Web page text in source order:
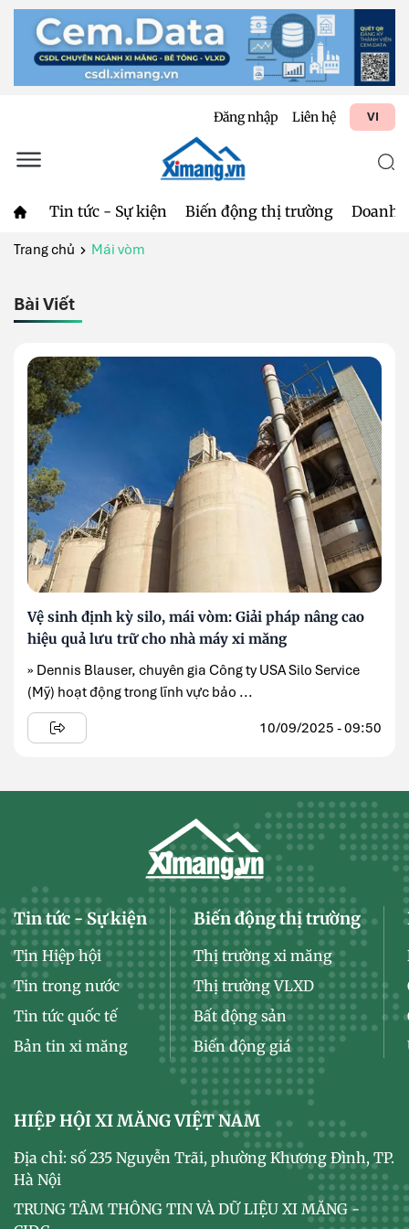
Đăng nhập Liên hệ VI
Tin tức - Sự kiện Biến động thị trường Doanh
Trang chủ Mái vòm
Bài Viết
Vệ sinh định kỳ silo, mái vòm: Giải pháp nâng cao
hiệu quả lưu trữ cho nhà máy xi măng
» Dennis Blauser, chuyên gia Công ty USA Silo Service
(Mỹ) hoạt động trong lĩnh vực bảo ...
10/09/2025 - 09:50
Tin tức - Sự kiện
Tin Hiệp hội
Tin trong nước
Tin tức quốc tế
Bản tin xi măng
Biến động thị trường
Thị trường xi măng
Thị trường VLXD
Bất động sản
Biến động giá
HIỆP HỘI XI MĂNG VIỆT NAM
Địa chỉ: số 235 Nguyễn Trãi, phường Khương Đình, TP.
Hà Nội
TRUNG TÂM THÔNG TIN VÀ DỮ LIỆU XI MĂNG -